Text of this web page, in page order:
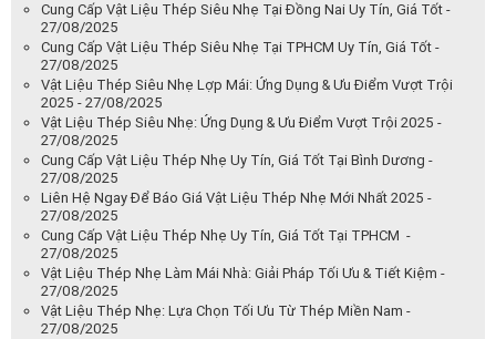
Cung Cấp Vật Liệu Thép Siêu Nhẹ Tại Đồng Nai Uy Tín, Giá Tốt -
27/08/2025
Cung Cấp Vật Liệu Thép Siêu Nhẹ Tại TPHCM Uy Tín, Giá Tốt -
27/08/2025
Vật Liệu Thép Siêu Nhẹ Lợp Mái: Ứng Dụng & Ưu Điểm Vượt Trội
2025 - 27/08/2025
Vật Liệu Thép Siêu Nhẹ: Ứng Dụng & Ưu Điểm Vượt Trội 2025 -
27/08/2025
Cung Cấp Vật Liệu Thép Nhẹ Uy Tín, Giá Tốt Tại Bình Dương -
27/08/2025
Liên Hệ Ngay Để Báo Giá Vật Liệu Thép Nhẹ Mới Nhất 2025 -
27/08/2025
Cung Cấp Vật Liệu Thép Nhẹ Uy Tín, Giá Tốt Tại TPHCM -
27/08/2025
Vật Liệu Thép Nhẹ Làm Mái Nhà: Giải Pháp Tối Ưu & Tiết Kiệm -
27/08/2025
Vật Liệu Thép Nhẹ: Lựa Chọn Tối Ưu Từ Thép Miền Nam -
27/08/2025